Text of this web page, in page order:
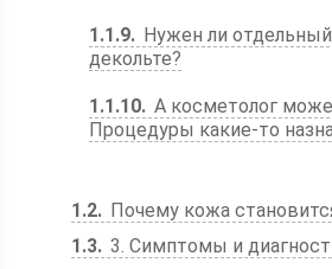
1.1.9
Нужен ли
декольте?
1.1.10 А косметолог
Процедуры какие-то
1.2
Почему кожа
1.3 3. Симптомы и